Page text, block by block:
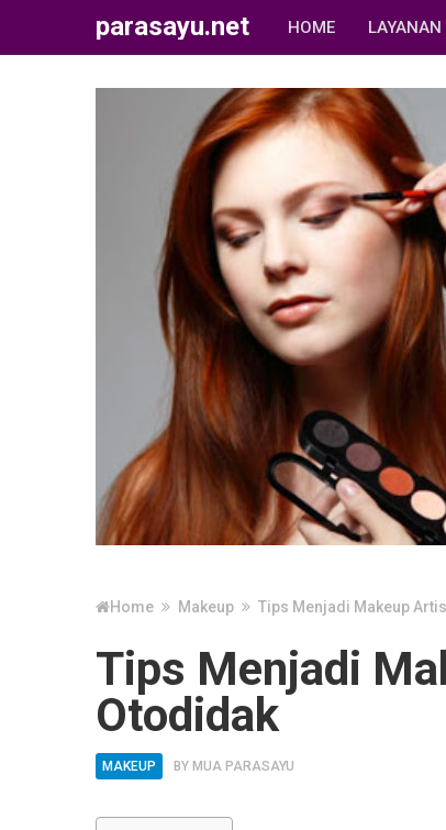
parasayu.net HOME LAYANAN
Home Makeup Tips Menjadi Makeup
Tips Menjadi
Otodidak
MAKEUP BY MUA PARASAYU